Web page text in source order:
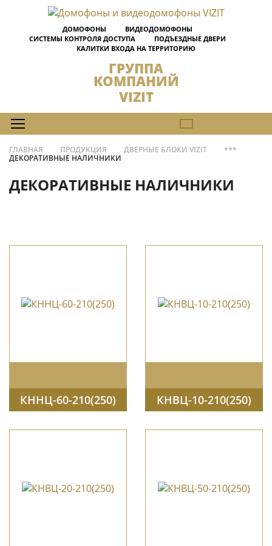
ДОМОФОНЫ
ВИДЕОДОМОФОНЫ
СИСТЕМЫ КОНТРОЛЯ ДОСТУПА
ПОДЪЕЗДНЫЕ ДВЕРИ
КАЛИТКИ ВХОДА НА ТЕРРИТОРИЮ
ГРУППА
КОМПАНИЙ
VIZIT
ГЛАВНАЯ ПРОДУКЦИЯ ДВЕРНЫЕ БЛОКИ VIZIT
***
ДЕКОРАТИВНЫЕ НАЛИЧНИКИ
ДЕКОРАТИВНЫЕ НАЛИЧНИКИ
КННЦ-60-210(250) КНВЦ-10-210(250)